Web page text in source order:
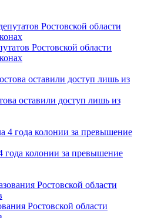
Ростовской области
оставили доступ лишь из
года колонии за превышение
Ростовской области